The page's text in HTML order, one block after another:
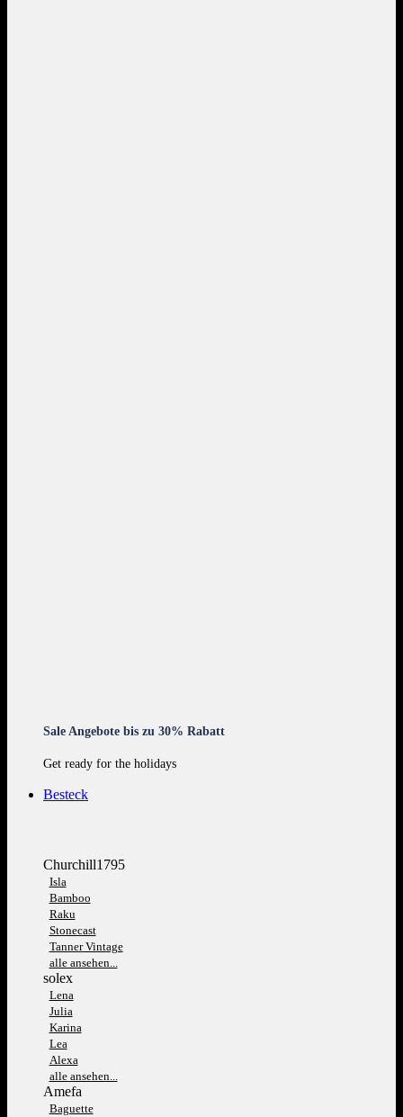
Sale Angebote bis zu 30% Rabatt
Get ready for the holidays
Besteck
Churchill1795
Isla
Bamboo
Raku
Stonecast
Tanner Vintage
alle ansehen...
solex
Lena
Julia
Karina
Lea
Alexa
alle ansehen...
Amefa
Baguette